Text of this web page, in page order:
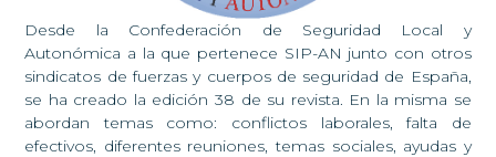
Desde la Confederación de Seguridad Local y
Autonómica a la que pertenece SIP-AN junto con otros
sindicatos de fuerzas y cuerpos de seguridad de España,
se ha creado la edición 38 de su revista. En la misma se
abordan temas como: conflictos laborales, falta de
efectivos, diferentes reuniones, temas sociales, ayudas y